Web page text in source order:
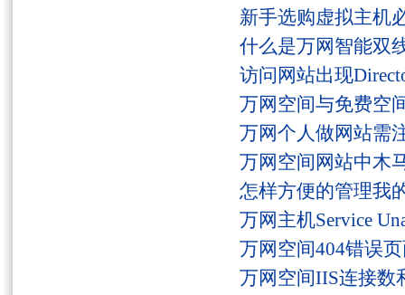
新手选购虚拟主机
什么是万网智能双
访问网站出现
万网空间与免费空
万网个人做网站需
万网空间网站中木
怎样方便的管理我
万网主机Service
万网空间404错误
万网空间IIS连接数